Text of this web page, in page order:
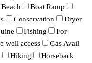
Beach
Boat Ramp
Conservation
Dryer
Fishing
For
well access
Gas Avail
Hiking
Horseback